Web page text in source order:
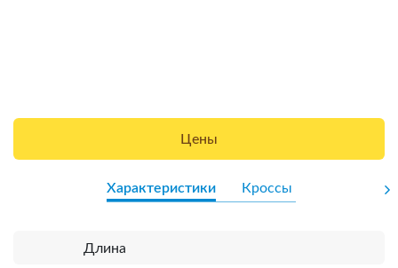
Цены
Характеристики Кроссы
Длина